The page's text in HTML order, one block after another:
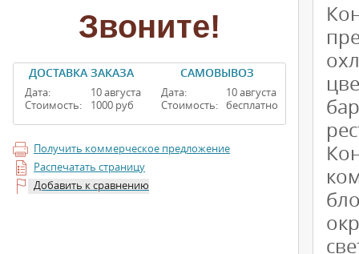
Звоните!
ДОСТАВКА ЗАКАЗА
Дата:
Стоимость:
10 августа
1000 руб
САМОВЫВОЗ
Дата:
Стоимость:
10 августа
бесплатно
Получить коммерческое предложение
Распечатать страницу
Добавить к сравнению